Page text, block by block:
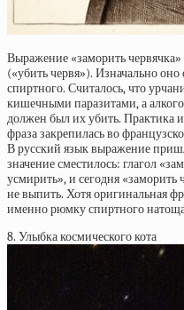
Выражение «заморить
(«убить червя»). Изначально
спиртного. Считалось, что
кишечными паразитами, а
должен был их убить. Практика
фраза закрепилась во
В русский язык выражение
значение сместилось: глагол
усмирить», и сегодня «заморить
не выпить. Хотя оригинальная
именно рюмку спиртного
8. Улыбка космического кота